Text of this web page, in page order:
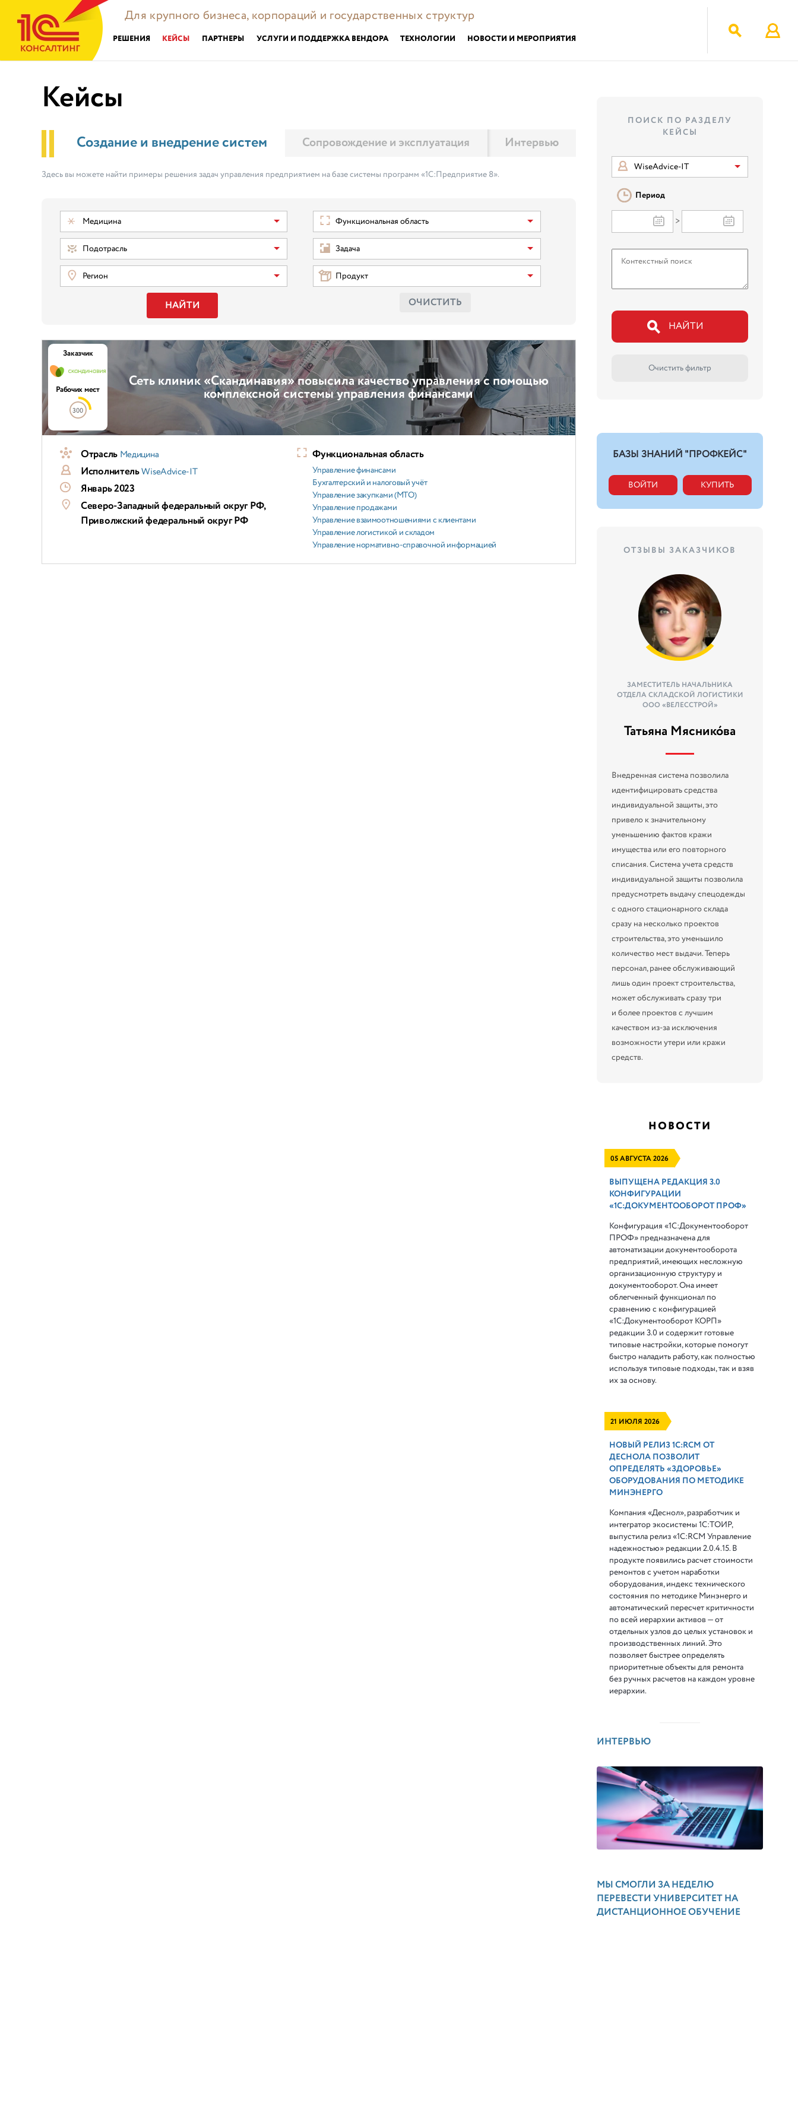
Для крупного бизнеса, корпораций и государственных структур
РЕШЕНИЯ КЕЙСЫ ПАРТНЕРЫ УСЛУГИ И ПОДДЕРЖКА ВЕНДОРА ТЕХНОЛОГИИ НОВОСТИ И МЕРОПРИЯТИЯ
Кейсы
Создание и внедрение систем Сопровождение и эксплуатация Интервью
Здесь вы можете найти примеры решения задач управления предприятием на базе системы программ «1С:Предприятие 8».
Медицина
Регион
Функциональная область
НАЙТИ
Подотрасль
Продукт
Задача
ОЧИСТИТЬ
Сеть клиник «Скандинавия» повысила качество управления с помощью
комплексной системы управления финансами
Заказчик
Рабочих мест
300
Отрасль Медицина
ИсполнительWiseAdvice-IT
Январь 2023
Северо-Западный федеральный округ РФ,
Приволжский федеральный округ РФ
Функциональная область
Управление финансами
Бухгалтерский и налоговый учёт
Управление закупками (МТО)
Управление продажами
Управление взаимоотношениями с клиентами
Управление логистикой и складом
Управление нормативно-справочной информацией
ПОИСК ПО РАЗДЕЛУ
КЕЙСЫ
WiseAdvice-IT
Период
>
НАЙТИ
Очистить фильтр
БАЗЫ ЗНАНИЙ "ПРОФКЕЙС"
ВОЙТИ КУПИТЬ
ОТЗЫВЫ ЗАКАЗЧИКОВ
ЗАМЕСТИТЕЛЬ НАЧАЛЬНИКА
ОТДЕЛА СКЛАДСКОЙ ЛОГИСТИКИ
ООО «ВЕЛЕССТРОЙ»
Татьяна Мяснико́ва
Внедренная система позволила
идентифицировать средства
индивидуальной защиты, это
привело к значительному
уменьшению фактов кражи
имущества или его повторного
списания. Система учета средств
индивидуальной защиты позволила
предусмотреть выдачу спецодежды
с одного стационарного склада
сразу на несколько проектов
строительства, это уменьшило
количество мест выдачи. Теперь
персонал, ранее обслуживающий
лишь один проект строительства,
может обслуживать сразу три
и более проектов с лучшим
качеством из-за исключения
возможности утери или кражи
средств.
НОВОСТИ
05 АВГУСТА 2026
ВЫПУЩЕНА РЕДАКЦИЯ 3.0
КОНФИГУРАЦИИ
«1С:ДОКУМЕНТООБОРОТ ПРОФ»
Конфигурация «1С:Документооборот
ПРОФ» предназначена для
автоматизации документооборота
предприятий, имеющих несложную
организационную структуру и
документооборот. Она имеет
облегченный функционал по
сравнению с конфигурацией
«1С:Документооборот КОРП»
редакции 3.0 и содержит готовые
типовые настройки, которые помогут
быстро наладить работу, как полностью
используя типовые подходы, так и взяв
их за основу.
21 ИЮЛЯ 2026
НОВЫЙ РЕЛИЗ 1С:RCM ОТ
ДЕСНОЛА ПОЗВОЛИТ
ОПРЕДЕЛЯТЬ «ЗДОРОВЬЕ»
ОБОРУДОВАНИЯ ПО МЕТОДИКЕ
МИНЭНЕРГО
Компания «Деснол», разработчик и
интегратор экосистемы 1С:ТОИР,
выпустила релиз «1С:RCM Управление
надежностью» редакции 2.0.4.15. В
продукте появились расчет стоимости
ремонтов с учетом наработки
оборудования, индекс технического
состояния по методике Минэнерго и
автоматический пересчет критичности
по всей иерархии активов — от
отдельных узлов до целых установок и
производственных линий. Это
позволяет быстрее определять
приоритетные объекты для ремонта
без ручных расчетов на каждом уровне
иерархии.
ИНТЕРВЬЮ
МЫ СМОГЛИ ЗА НЕДЕЛЮ
ПЕРЕВЕСТИ УНИВЕРСИТЕТ НА
ДИСТАНЦИОННОЕ ОБУЧЕНИЕ